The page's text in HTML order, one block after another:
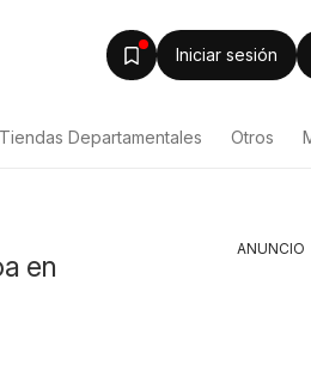
Iniciar sesión
Tiendas Departamentales Otros
en
ANUNCIO